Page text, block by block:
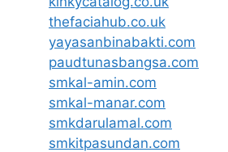
thefaciahub.co.uk
yayasanbinabakti.com
paudtunasbangsa.com
smkal-amin.com
smkal-manar.com
smkdarulamal.com
smkitpasundan.com